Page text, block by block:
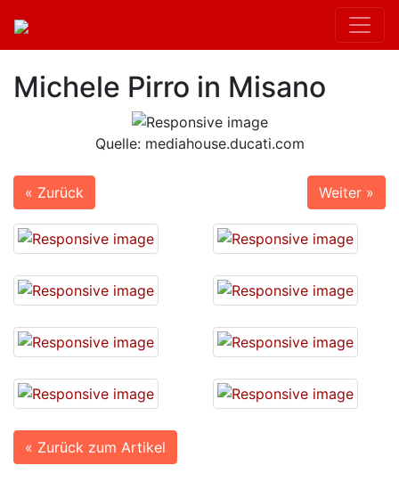
Michele Pirro in Misano
Quelle: mediahouse.ducati.com
« Zurück Weiter »
« Zurück zum Artikel